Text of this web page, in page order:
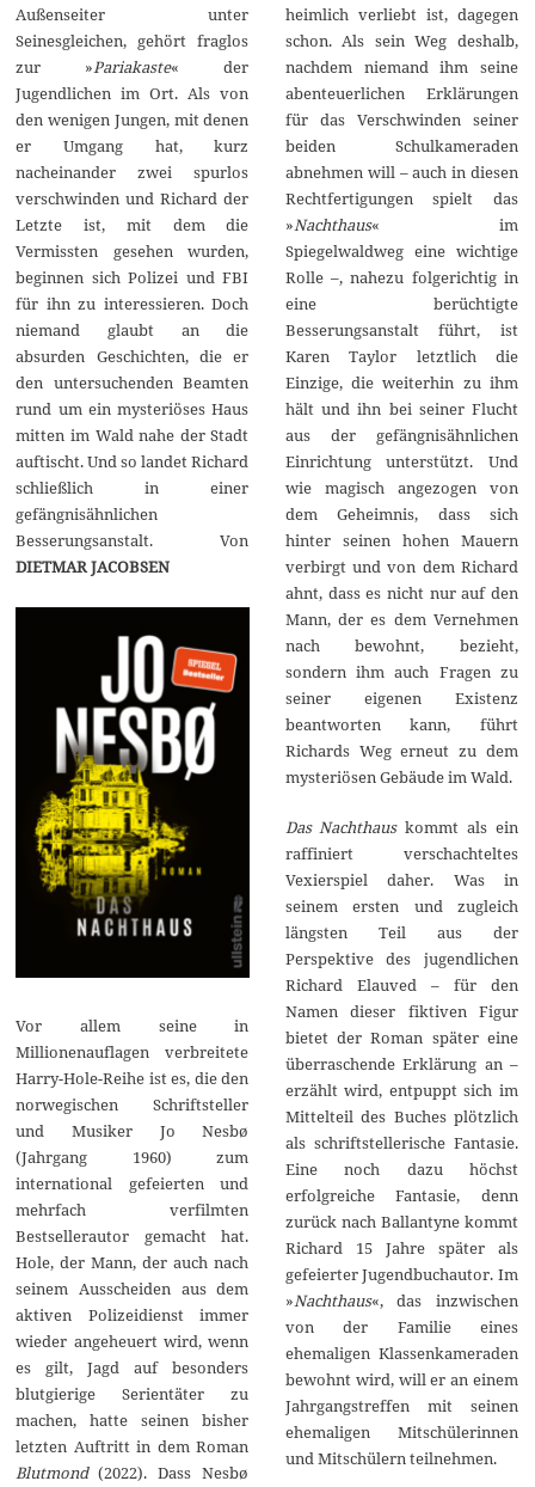
Außenseiter unter
Seinesgleichen, gehört fraglos
zur »Pariakaste« der
Jugendlichen im Ort. Als von
den wenigen Jungen, mit denen
er Umgang hat, kurz
nacheinander zwei spurlos
verschwinden und Richard der
Letzte ist, mit dem die
Vermissten gesehen wurden,
beginnen sich Polizei und FBI
für ihn zu interessieren. Doch
niemand glaubt an die
absurden Geschichten, die er
den untersuchenden Beamten
rund um ein mysteriöses Haus
mitten im Wald nahe der Stadt
auftischt. Und so landet Richard
schließlich in einer
gefängnisähnlichen
Besserungsanstalt. Von
DIETMAR JACOBSEN
Vor allem seine in
Millionenauflagen verbreitete
Harry-Hole-Reihe ist es, die den
norwegischen Schriftsteller
und Musiker Jo Nesbø
(Jahrgang 1960) zum
international gefeierten und
mehrfach verfilmten
Bestsellerautor gemacht hat.
Hole, der Mann, der auch nach
seinem Ausscheiden aus dem
aktiven Polizeidienst immer
wieder angeheuert wird, wenn
es gilt, Jagd auf besonders
blutgierige Serientäter zu
machen, hatte seinen bisher
letzten Auftritt in dem Roman
Blutmond(2022). Dass Nesbø
heimlich verliebt ist, dagegen
schon. Als sein Weg deshalb,
nachdem niemand ihm seine
abenteuerlichen Erklärungen
für das Verschwinden seiner
beiden Schulkameraden
abnehmen will – auch in diesen
Rechtfertigungen spielt das
»Nachthaus« im
Spiegelwaldweg eine wichtige
Rolle –, nahezu folgerichtig in
eine berüchtigte
Besserungsanstalt führt, ist
Karen Taylor letztlich die
Einzige, die weiterhin zu ihm
hält und ihn bei seiner Flucht
aus der gefängnisähnlichen
Einrichtung unterstützt. Und
wie magisch angezogen von
dem Geheimnis, dass sich
hinter seinen hohen Mauern
verbirgt und von dem Richard
ahnt, dass es nicht nur auf den
Mann, der es dem Vernehmen
nach bewohnt, bezieht,
sondern ihm auch Fragen zu
seiner eigenen Existenz
beantworten kann, führt
Richards Weg erneut zu dem
mysteriösen Gebäude im Wald.
Das Nachthauskommt als ein
raffiniert verschachteltes
Vexierspiel daher. Was in
seinem ersten und zugleich
längsten Teil aus der
Perspektive des jugendlichen
Richard Elauved – für den
Namen dieser fiktiven Figur
bietet der Roman später eine
überraschende Erklärung an –
erzählt wird, entpuppt sich im
Mittelteil des Buches plötzlich
als schriftstellerische Fantasie.
Eine noch dazu höchst
erfolgreiche Fantasie, denn
zurück nach Ballantyne kommt
Richard 15 Jahre später als
gefeierter Jugendbuchautor. Im
»Nachthaus«, das inzwischen
von der Familie eines
ehemaligen Klassenkameraden
bewohnt wird, will er an einem
Jahrgangstreffen mit seinen
ehemaligen Mitschülerinnen
und Mitschülern teilnehmen.